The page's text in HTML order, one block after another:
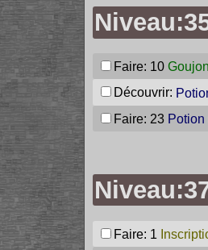
Faire: 10
Découvrir:
Faire: 23
Faire: 1